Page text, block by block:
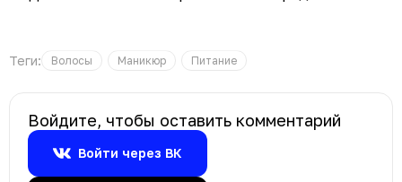
Теги: Волосы Маникюр Питание
Войдите, чтобы оставить комментарий
Войти через ВК